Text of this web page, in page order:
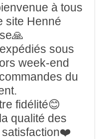
à tous
site Henné
sous
week-end
du
fidélité😊
qualité des
satisfaction❤️